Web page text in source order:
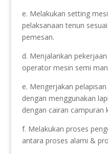
e. Melakukan setting
pelaksanaan tenun
pemesan.
d. Menjalankan
operator mesin semi
e. Mengerjakan
dengan menggunakan
dengan cairan campuran
f. Melakukan proses
antara proses alami &